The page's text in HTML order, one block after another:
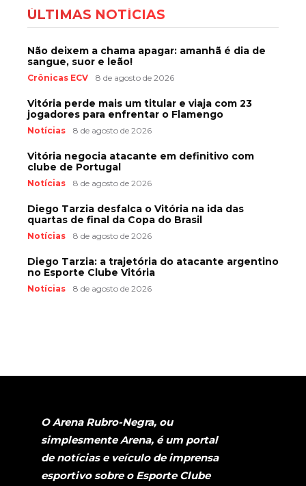
ÚLTIMAS NOTÍCIAS
Não deixem a chama apagar: amanhã é dia de
sangue, suor e leão!
Crônicas ECV 8 de agosto de 2026
Vitória perde mais um titular e viaja com 23
jogadores para enfrentar o Flamengo
Notícias 8 de agosto de 2026
Vitória negocia atacante em definitivo com
clube de Portugal
Notícias 8 de agosto de 2026
Diego Tarzia desfalca o Vitória na ida das
quartas de final da Copa do Brasil
Notícias 8 de agosto de 2026
Diego Tarzia: a trajetória do atacante argentino
no Esporte Clube Vitória
Notícias 8 de agosto de 2026
O Arena Rubro-Negra, ou
simplesmente Arena, é um portal
de notícias e veículo de imprensa
esportivo sobre o Esporte Clube